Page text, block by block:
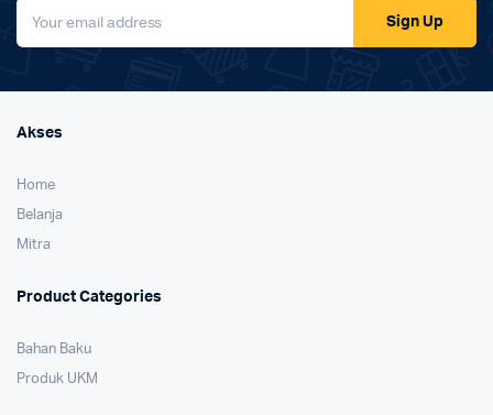
Sign Up
Akses
Home
Belanja
Mitra
Product Categories
Bahan Baku
Produk UKM